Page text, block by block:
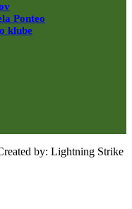
Ponteo
klube
by: Lightning Strike